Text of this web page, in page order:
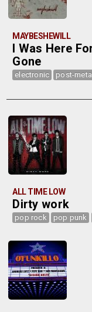
MAYBESHEWILL
I Was Here
Gone
electronic post-metal
ALL TIME LOW
Dirty work
pop rock pop punk